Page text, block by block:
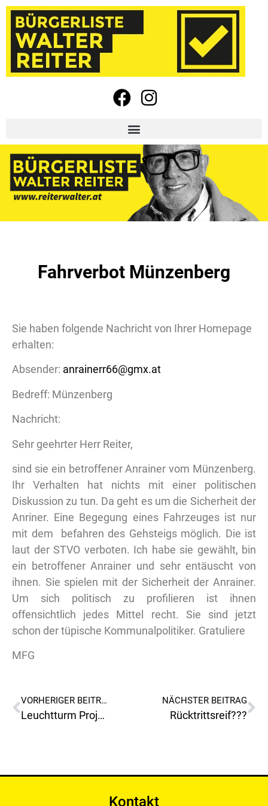
Fahrverbot Münzenberg
Sie haben folgende Nachricht von Ihrer Homepage
erhalten:
Absender: anrainerr66@gmx.at
Bedreff: Münzenberg
Nachricht:
Sehr geehrter Herr Reiter,
sind sie ein betroffener Anrainer vom Münzenberg.
Ihr Verhalten hat nichts mit einer politischen
Diskussion zu tun. Da geht es um die Sicherheit der
Anriner. Eine Begegung eines Fahrzeuges ist nur
mit dem befahren des Gehsteigs möglich. Die ist
laut der STVO verboten. Ich habe sie gewählt, bin
ein betroffener Anrainer und sehr entäuscht von
ihnen. Sie spielen mit der Sicherheit der Anrainer.
Um sich politisch zu profilieren ist ihnen
offensichtlich jedes Mittel recht. Sie sind jetzt
schon der tüpische Kommunalpolitiker. Gratuliere
MFG
VORHERIGER BEITRAG
Leuchtturm Projekt ASIA-SPA Leoben
NÄCHSTER BEITRAG
Rücktrittsreif???
Kontakt